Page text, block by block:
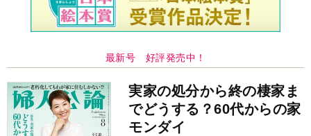
最新号 好評発売中！
実家の処分から終の棲家ま
でどうする？60代からの家
モンダイ